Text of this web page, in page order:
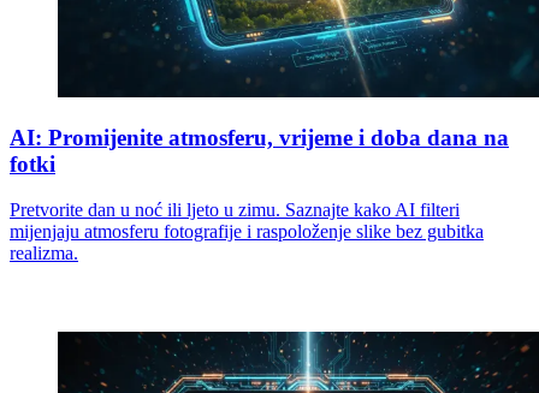
AI: Promijenite atmosferu, vrijeme i doba dana na
fotki
Pretvorite dan u noć ili ljeto u zimu. Saznajte kako AI filteri
mijenjaju atmosferu fotografije i raspoloženje slike bez gubitka
realizma.